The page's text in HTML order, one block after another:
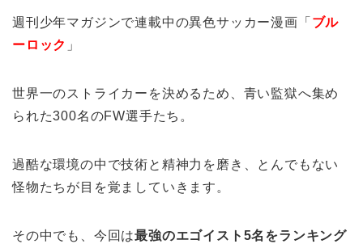
週刊少年マガジンで連載中の異色サッカー漫画「 ブル
ーロック 」
世界一のストライカーを決めるため、青い監獄へ集め
られた300名のFW選手たち。
過酷な環境の中で技術と精神力を磨き、とんでもない
怪物たちが目を覚ましていきます。
その中でも、今回は最強のエゴイスト5名をランキング